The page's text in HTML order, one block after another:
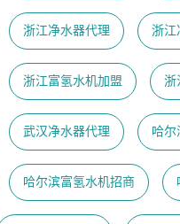
浙江净水器代理 浙江
浙江富氢水机加盟 浙
武汉净水器代理 哈尔
哈尔滨富氢水机招商